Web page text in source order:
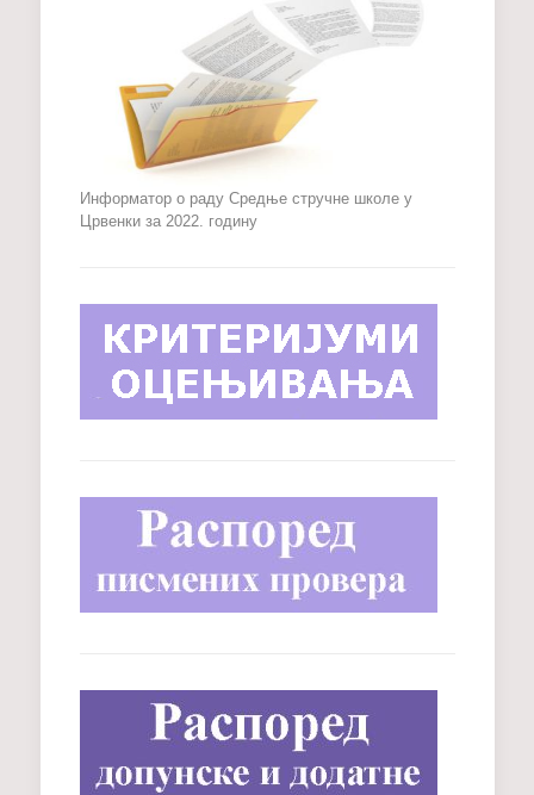
Информатор о раду Средње стручне школе у
Црвенки за 2022. годину